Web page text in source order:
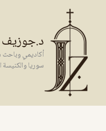
المحتوى
أكاديمي
سوريا والكنيسة